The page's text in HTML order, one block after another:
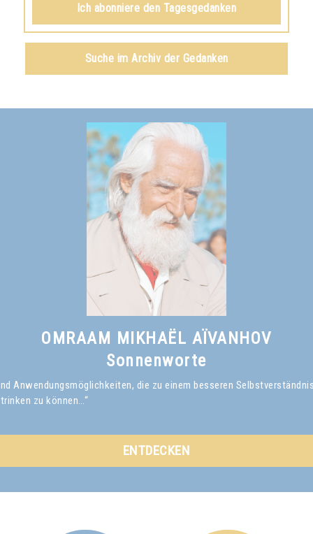
das Licht in euch aufgesogen habt, könnt ihr euch noch üben, dieses
Licht in die ganze Welt zu schicken, um allen Menschen zu helfen.*
Omraam Mikhaël Aïvanhov
Siehe das BuchDas Licht, lebendiger Geist, kapitel IX
Ich abonniere den Tagesgedanken
Suche im Archiv der Gedanken
OMRAAM MIKHAËL AÏVANHOV
Sonnenworte
Anwendungsmöglichkeiten, die zu einem besseren
zu können…“
ENTDECKEN